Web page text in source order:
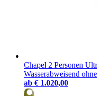
Chapel 2 Personen
Wasserabweisend
ab € 1.020,00